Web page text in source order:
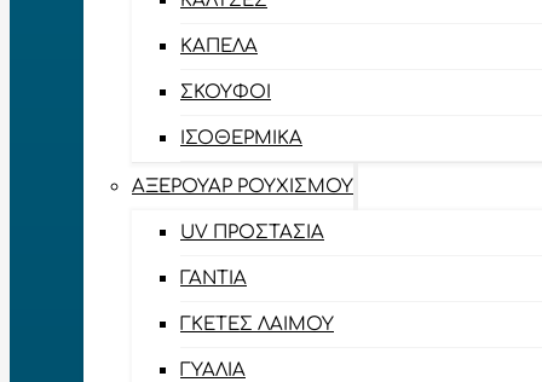
ΚΑΠΈΛΑ
ΣΚΟΎΦΟΙ
ΙΣΟΘΕΡΜΙΚΆ
ΑΞΕΡΟΥΆΡ ΡΟΥΧΙΣΜΟΎ
UV ΠΡΟΣΤΑΣΊΑ
ΓΆΝΤΙΑ
ΓΚΈΤΕΣ ΛΑΊΜΟΥ
ΓΥΑΛΙΆ